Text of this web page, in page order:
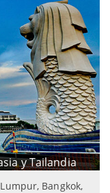
y Tailandia
Bangkok,